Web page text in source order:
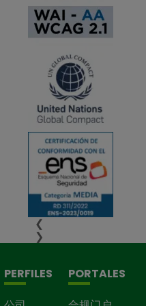
❮
❯
PERFILES
PORTALES